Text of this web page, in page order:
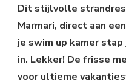
Dit stijlvolle
Marmari, direct aan
je swim up kamer
in. Lekker! De frisse
voor ultieme